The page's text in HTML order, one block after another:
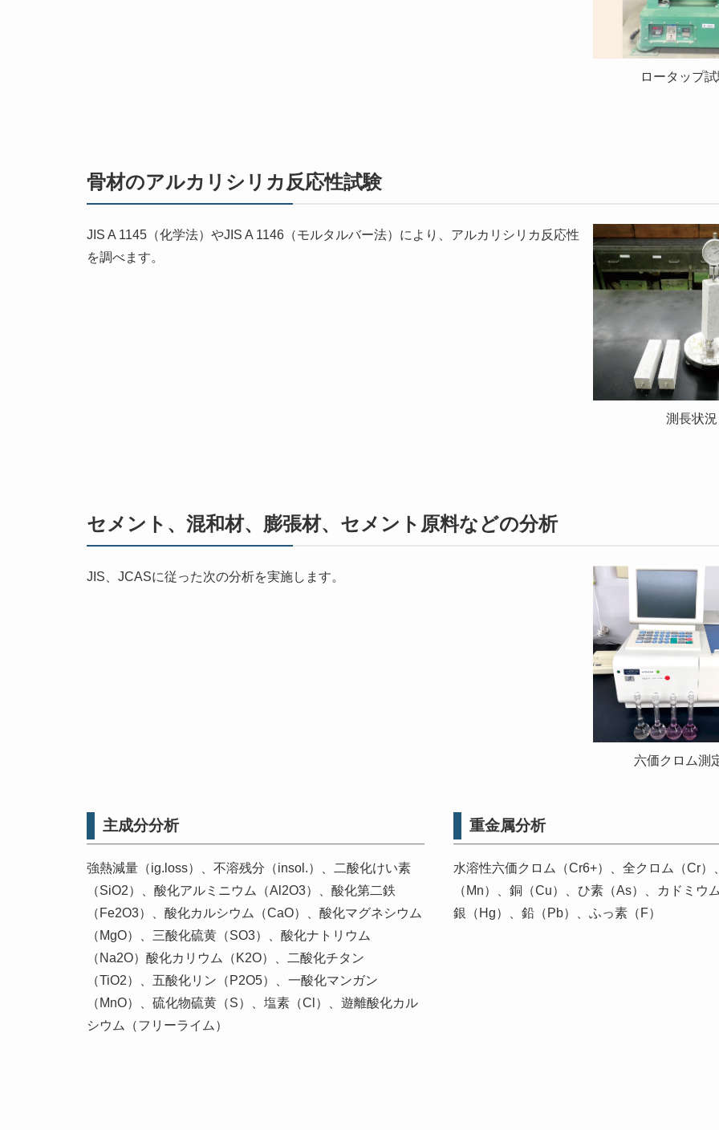
ロータップ
骨材のアルカリシリカ反応性試験
JIS A 1145（化学法）やJIS A 1146（モルタルバー法）により、アルカリシリカ反応性
を調べます。
測長状況
セメント、混和材、膨張材、セメント原料などの分析
JIS、JCASに従った次の分析を実施します。
六価クロム測
主成分分析
強熱減量（ig.loss）、不溶残分（insol.）、二酸化けい素
（SiO2）、酸化アルミニウム（Al2O3）、酸化第二鉄
（Fe2O3）、酸化カルシウム（CaO）、酸化マグネシウム
（MgO）、三酸化硫黄（SO3）、酸化ナトリウム
（Na2O）酸化カリウム（K2O）、二酸化チタン
（TiO2）、五酸化リン（P2O5）、一酸化マンガン
（MnO）、硫化物硫黄（S）、塩素（Cl）、遊離酸化カル
シウム（フリーライム）
重金属分析
水溶性六価クロム（Cr6+）、全クロム（Cr）
（Mn）、銅（Cu）、ひ素（As）、カドミウ
銀（Hg）、鉛（Pb）、ふっ素（F）